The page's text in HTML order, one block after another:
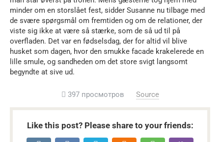
minder om en storslået fest, sidder Susanne nu tilbage med
de svære spørgsmål om fremtiden og om de relationer, der
viste sig ikke at være så stærke, som de så ud til på
overfladen. Det var en fødselsdag, der for altid vil blive
husket som dagen, hvor den smukke facade krakelerede en
lille smule, og sandheden om det store svigt langsomt
begyndte at sive ud.
397 просмотров Source
Like this post? Please share to your friends: